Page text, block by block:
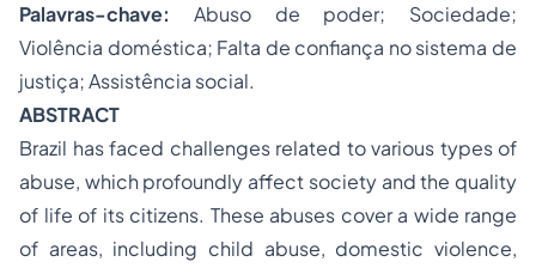
Palavras-chave: Abuso de poder; Sociedade;
Violência doméstica; Falta de confiança no sistema de
justiça; Assistência social.
ABSTRACT
Brazil has faced challenges related to various types of
abuse, which profoundly affect society and the quality
of life of its citizens. These abuses cover a wide range
of areas, including child abuse, domestic violence,